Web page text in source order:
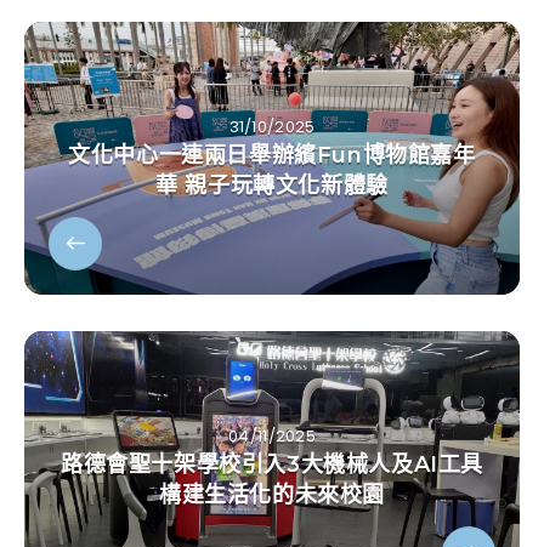
31/10/2025
文化中心一連兩日舉辦繽Fun博物館嘉年
華 親子玩轉文化新體驗
04/11/2025
路德會聖十架學校引入3大機械人及AI工具
構建生活化的未來校園